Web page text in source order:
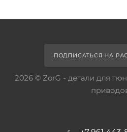
ПОДПИСАТЬСЯ НА
2026 © ZorG - детали для